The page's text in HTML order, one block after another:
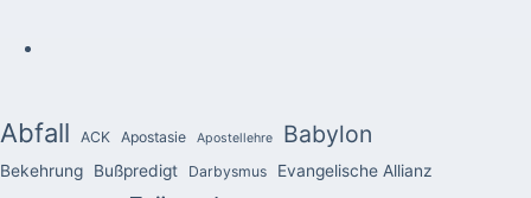
Abfall ACK Apostasie Apostellehre Babylon
Bekehrung Bußpredigt Darbysmus Evangelische Allianz